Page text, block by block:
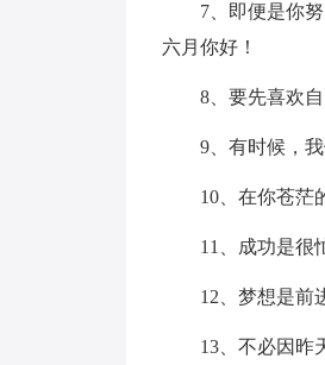
7、即便是你
六月你好！
8、要先喜欢
9、有时候，
10、在你苍茫
11、成功是很
12、梦想是前
13、不必因昨